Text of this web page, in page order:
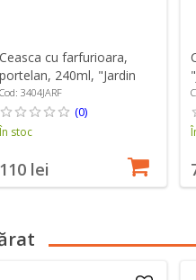
Ceasca cu farfurioara,
portelan, 240ml, "Jardin
des Fraises" - Easy Life
Cod: 3404JARF
(0)
În stoc
110 lei